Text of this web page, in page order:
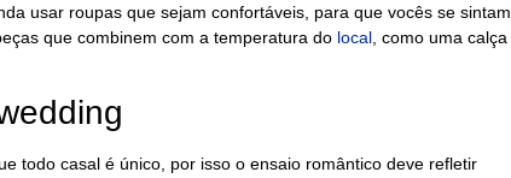
usar roupas que sejam confortáveis, para que vocês se sintam
que combinem com a temperatura do local , como uma calça
todo casal é único, por isso o ensaio romântico deve refletir